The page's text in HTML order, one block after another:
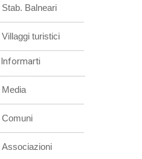
Stab. Balneari
Villaggi turistici
Informarti
Media
Comuni
Associazioni